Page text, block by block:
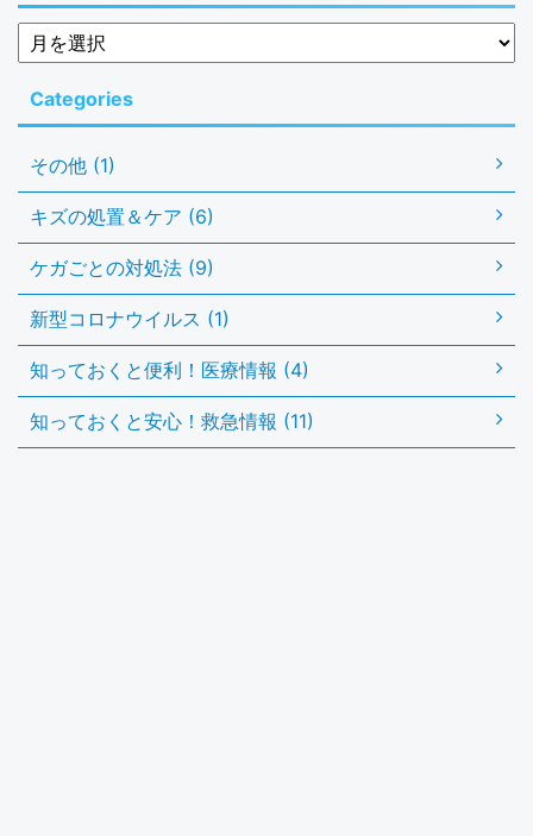
Categories
その他 (1)
キズの処置＆ケア (6)
ケガごとの対処法 (9)
新型コロナウイルス (1)
知っておくと便利！医療情報 (4)
知っておくと安心！救急情報 (11)